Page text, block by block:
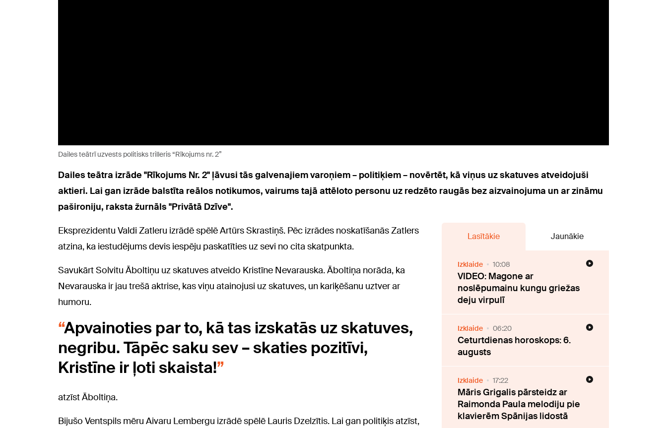
Dailes teātrī uzvests politisks trilleris “Rīkojums nr. 2”
Dailes teātra izrāde "Rīkojums Nr. 2" ļāvusi tās galvenajiem varoņiem – politiķiem – novērtēt, kā viņus uz skatuves atveidojuši
aktieri. Lai gan izrāde balstīta reālos notikumos, vairums tajā attēloto personu uz redzēto raugās bez aizvainojuma un ar zināmu
pašironiju, raksta žurnāls "Privātā Dzīve".
Eksprezidentu Valdi Zatleru izrādē spēlē Artūrs Skrastiņš. Pēc izrādes noskatīšanās Zatlers
atzina, ka iestudējums devis iespēju paskatīties uz sevi no cita skatpunkta.
Savukārt Solvitu Āboltiņu uz skatuves atveido Kristīne Nevarauska. Āboltiņa norāda, ka
Nevarauska ir jau trešā aktrise, kas viņu atainojusi uz skatuves, un kariķēšanu uztver ar
humoru.
Apvainoties par to, kā tas izskatās uz skatuves,
negribu. Tāpēc saku sev – skaties pozitīvi,
Kristīne ir ļoti skaista!
atzīst Āboltiņa.
Bijušo Ventspils mēru Aivaru Lembergu izrādē spēlē Lauris Dzelzītis. Lai gan politiķis atzīst,
Lasītākie Jaunākie
Izklaide 10:08
VIDEO: Magone ar
noslēpumainu kungu griežas
deju virpulī
Izklaide 06:20
Ceturtdienas horoskops: 6.
augusts
Izklaide 17:22
Māris Grigalis pārsteidz ar
Raimonda Paula melodiju pie
klavierēm Spānijas lidostā